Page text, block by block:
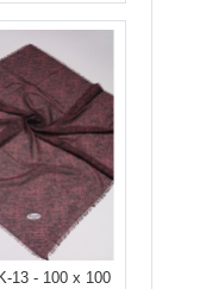
13 - 100 x 100